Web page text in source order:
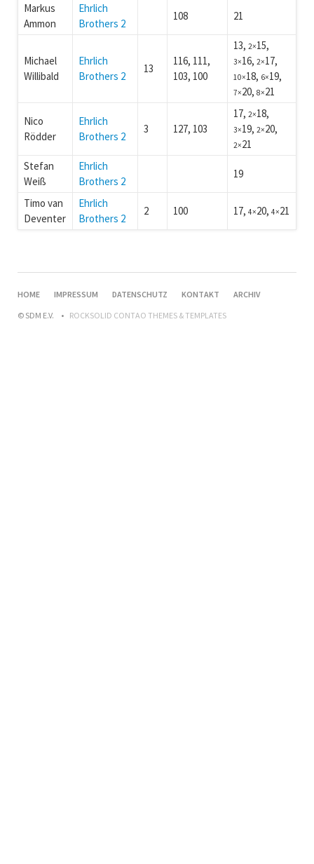
Markus
Ammon
Ehrlich
Brothers 2
108 21
Michael
Willibald
Ehrlich
Brothers 2
13
116, 111,
103, 100
13,2×15,
3×16,2×17,
10×18, 6×19,
7×20,8×21
Nico
Rödder
Ehrlich
Brothers 2
3 127, 103
17,2×18,
3×19,2×20,
2×21
Stefan
Weiß
Ehrlich
Brothers 2
19
Timo van
Deventer
Ehrlich
Brothers 2
2 100 17,4×20,4×21
HOME IMPRESSUM DATENSCHUTZ KONTAKT
ARCHIV
© SDM E.V.
ROCKSOLID CONTAO THEMES & TEMPLATES